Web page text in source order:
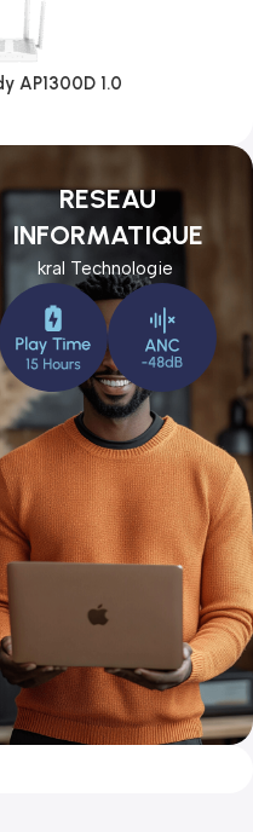
RESEAU
INFORMATIQUE
kral Technologie
AP1300D 1.0